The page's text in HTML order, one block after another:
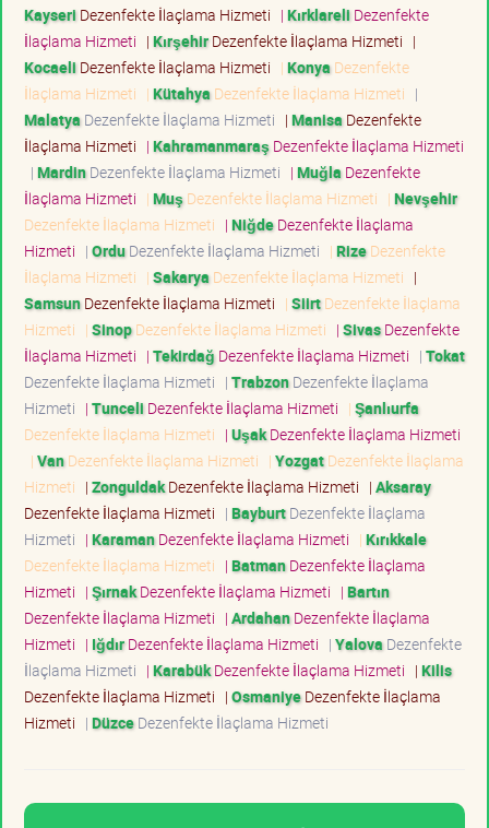
Kayseri Dezenfekte İlaçlama Hizmeti | Kırklareli Dezenfekte
İlaçlama Hizmeti | KırşehirDezenfekte İlaçlama Hizmeti |
Kocaeli Dezenfekte İlaçlama Hizmeti | Konya Dezenfekte
İlaçlama Hizmeti | Kütahya Dezenfekte İlaçlama Hizmeti |
Malatya Dezenfekte İlaçlama Hizmeti | Manisa Dezenfekte
İlaçlama Hizmeti | Kahramanmaraş Dezenfekte İlaçlama Hizmeti
| MardinDezenfekte İlaçlama Hizmeti | Muğla Dezenfekte
İlaçlama Hizmeti | Muş Dezenfekte İlaçlama Hizmeti | Nevşehir
Dezenfekte İlaçlama Hizmeti | NiğdeDezenfekte İlaçlama
Hizmeti | OrduDezenfekte İlaçlama Hizmeti | RizeDezenfekte
İlaçlama Hizmeti | Sakarya Dezenfekte İlaçlama Hizmeti |
SamsunDezenfekte İlaçlama Hizmeti | SiirtDezenfekte İlaçlama
Hizmeti | SinopDezenfekte İlaçlama Hizmeti | SivasDezenfekte
İlaçlama Hizmeti | Tekirdağ Dezenfekte İlaçlama Hizmeti | Tokat
Dezenfekte İlaçlama Hizmeti | TrabzonDezenfekte İlaçlama
Hizmeti | Tunceli Dezenfekte İlaçlama Hizmeti | Şanlıurfa
Dezenfekte İlaçlama Hizmeti | UşakDezenfekte İlaçlama Hizmeti
| VanDezenfekte İlaçlama Hizmeti | YozgatDezenfekte İlaçlama
Hizmeti | ZonguldakDezenfekte İlaçlama Hizmeti | Aksaray
Dezenfekte İlaçlama Hizmeti | BayburtDezenfekte İlaçlama
Hizmeti | KaramanDezenfekte İlaçlama Hizmeti | Kırıkkale
Dezenfekte İlaçlama Hizmeti | BatmanDezenfekte İlaçlama
Hizmeti | ŞırnakDezenfekte İlaçlama Hizmeti | Bartın
Dezenfekte İlaçlama Hizmeti | ArdahanDezenfekte İlaçlama
Hizmeti | IğdırDezenfekte İlaçlama Hizmeti | Yalova Dezenfekte
İlaçlama Hizmeti | KarabükDezenfekte İlaçlama Hizmeti | Kilis
Dezenfekte İlaçlama Hizmeti | OsmaniyeDezenfekte İlaçlama
Hizmeti | DüzceDezenfekte İlaçlama Hizmeti